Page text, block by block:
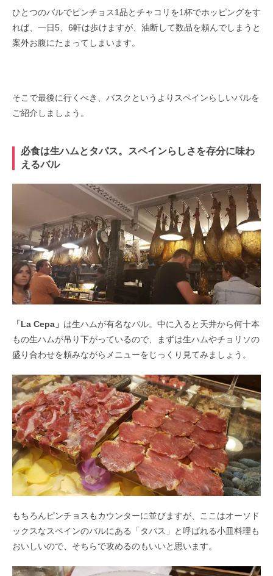
ひとつのバルでピンチョス1品とチャコリを1杯でホッピングをす
れば、一日5、6軒は歩けますが、油断して数品を頼んでしまうと
案外お腹にたまってしまいます。
そこで最後に行くべき、バスクというよりスペインらしいバルを
ご紹介しましょう。
必食は生ハムとタパス。スペインらしさを存分に味わ
えるバル
「La Cepa」 は生ハムが有名なバル。中に入ると天井から何十本
もの生ハムが吊り下がっているので、まずは生ハムやチョリソの
盛り合わせを頼みながらメニューをじっくり見てみましょう。
もちろんピンチョスもカウンターに並びますが、ここはオーソド
ックスなスペインのバルにある「タパス」と呼ばれる小皿料理も
おいしいので、そちらで攻めるのもいいと思います。